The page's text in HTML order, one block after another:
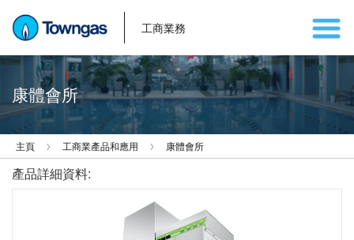
工商業務
康體會所
主頁 工商業產品和應用 康體會所
產品詳細資料: